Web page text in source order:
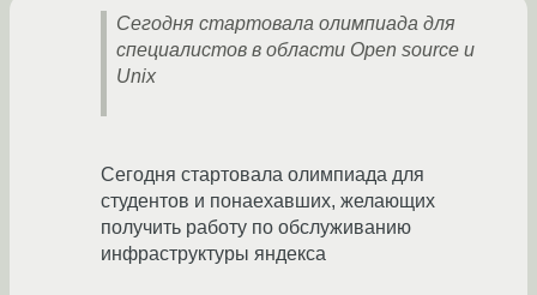
Сегодня стартовала олимпиада для
специалистов в области Open source и
Unix
Сегодня стартовала олимпиада для
студентов и понаехавших, желающих
получить работу по обслуживанию
инфраструктуры яндекса